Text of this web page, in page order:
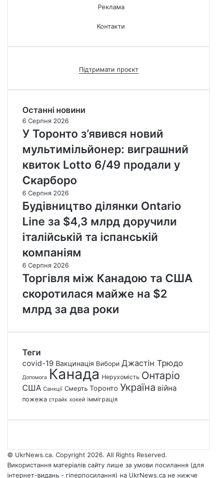
Реклама
Контакти
Підтримати проєкт
Останні новини
6 Серпня 2026
У Торонто з’явився новий
мультимільйонер: виграшний
квиток Lotto 6/49 продали у
Скарборо
6 Серпня 2026
Будівництво ділянки Ontario
Line за $4,3 млрд доручили
італійській та іспанській
компаніям
6 Серпня 2026
Торгівля між Канадою та США
скоротилася майже на $2
млрд за два роки
Теги
covid-19 Вакцинація Вибори Джастін Трюдо
Допомога Канада Нерухомість Онтаріо
США Санкції Смерть Торонто Україна війна
пожежа страйк хокей імміграція
© UkrNews.ca. Copyright 2026. All Rights Reserved.
Використання матеріалів сайту лише за умови посилання (для
інтернет-видань - гіперпосилання) на UkrNews.ca не нижче